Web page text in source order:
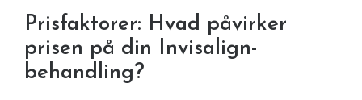
Prisfaktorer: Hvad påvirker
prisen på din Invisalign-
behandling?